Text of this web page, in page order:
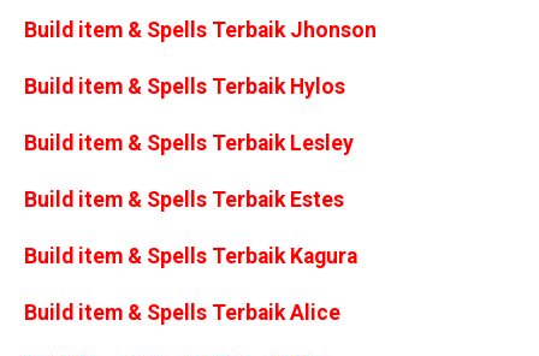
Build item & Spells Terbaik Jhonson
Build item & Spells Terbaik Hylos
Build item & Spells Terbaik Lesley
Build item & Spells Terbaik Estes
Build item & Spells Terbaik Kagura
Build item & Spells Terbaik Alice